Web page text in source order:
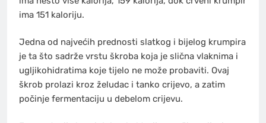
ima 151 kaloriju.
Jedna od najvećih prednosti slatkog i bijelog krumpira
je ta što sadrže vrstu škroba koja je slična vlaknima i
ugljikohidratima koje tijelo ne može probaviti. Ovaj
škrob prolazi kroz želudac i tanko crijevo, a zatim
počinje fermentaciju u debelom crijevu.